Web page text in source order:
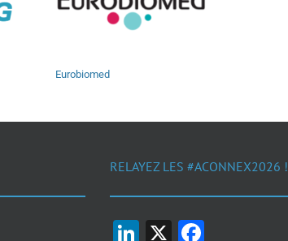
Eurobiomed
RELAYEZ LES #ACONNEX2026 !
LinkedIn
X